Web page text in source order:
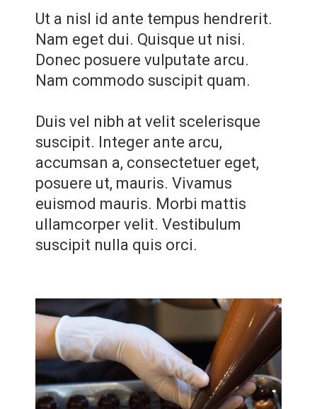
Ut a nisl id ante tempus hendrerit.
Nam eget dui. Quisque ut nisi.
Donec posuere vulputate arcu.
Nam commodo suscipit quam.
Duis vel nibh at velit scelerisque
suscipit. Integer ante arcu,
accumsan a, consectetuer eget,
posuere ut, mauris. Vivamus
euismod mauris. Morbi mattis
ullamcorper velit. Vestibulum
suscipit nulla quis orci.